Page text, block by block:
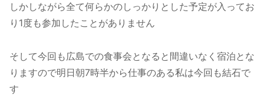
しかしながら全て何らかのしっかりとした予定が入ってお
り1度も参加したことがありません
そして今回も広島での食事会となると間違いなく宿泊とな
りますので明日朝7時半から仕事のある私は今回も結石で
す